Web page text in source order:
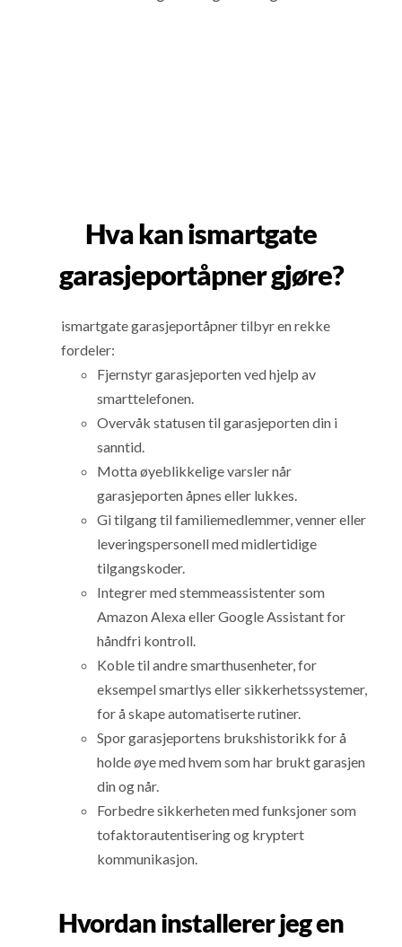
Hva kan ismartgate
garasjeportåpner gjøre?
ismartgate garasjeportåpner tilbyr en rekke
fordeler:
Fjernstyr garasjeporten ved hjelp av
smarttelefonen.
Overvåk statusen til garasjeporten din i
sanntid.
Motta øyeblikkelige varsler når
garasjeporten åpnes eller lukkes.
Gi tilgang til familiemedlemmer, venner eller
leveringspersonell med midlertidige
tilgangskoder.
Integrer med stemmeassistenter som
Amazon Alexa eller Google Assistant for
håndfri kontroll.
Koble til andre smarthusenheter, for
eksempel smartlys eller sikkerhetssystemer,
for å skape automatiserte rutiner.
Spor garasjeportens brukshistorikk for å
holde øye med hvem som har brukt garasjen
din og når.
Forbedre sikkerheten med funksjoner som
tofaktorautentisering og kryptert
kommunikasjon.
Hvordan installerer jeg en